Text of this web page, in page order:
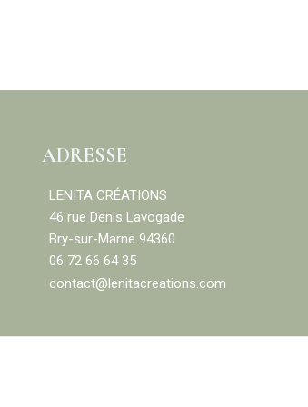
ADRESSE
LENITA CRÉATIONS
46 rue Denis Lavogade
Bry-sur-Marne 94360
06 72 66 64 35
contact@lenitacreations.com